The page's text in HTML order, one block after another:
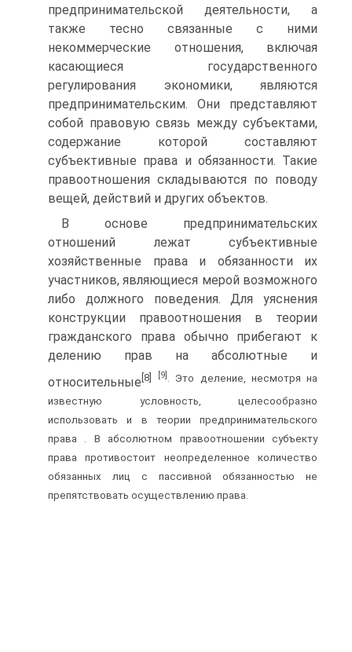
предпринимательской деятельности, а
также тесно связанные с ними
некоммерческие отношения, включая
касающиеся государственного
регулирования экономики, являются
предпринимательским. Они представляют
собой правовую связь между субъектами,
содержание которой составляют
субъективные права и обязанности. Такие
правоотношения складываются по поводу
вещей, действий и других объектов.
В основе предпринимательских
отношений лежат субъективные
хозяйственные права и обязанности их
участников, являющиеся мерой возможного
либо должного поведения. Для уяснения
конструкции правоотношения в теории
гражданского права обычно прибегают к
делению прав на абсолютные и
относительные [8] [9]
. Это деление, несмотря на
известную условность, целесообразно
использовать и в теории предпринимательского
права . В абсолютном правоотношении субъекту
права противостоит неопределенное количество
обязанных лиц с пассивной обязанностью не
препятствовать осуществлению права.